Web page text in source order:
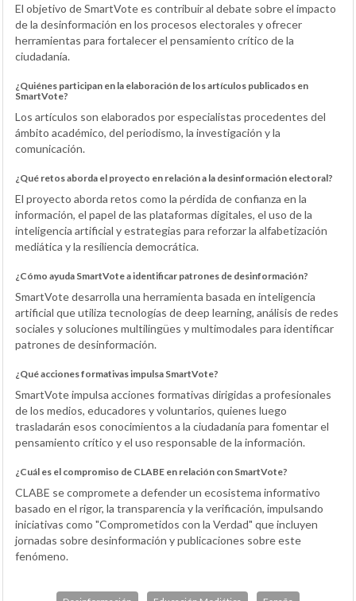
El objetivo de SmartVote es contribuir al debate sobre el impacto
de la desinformación en los procesos electorales y ofrecer
herramientas para fortalecer el pensamiento crítico de la
ciudadanía.
¿Quiénes participan en la elaboración de los artículos publicados en
SmartVote?
Los artículos son elaborados por especialistas procedentes del
ámbito académico, del periodismo, la investigación y la
comunicación.
¿Qué retos aborda el proyecto en relación a la desinformación electoral?
El proyecto aborda retos como la pérdida de confianza en la
información, el papel de las plataformas digitales, el uso de la
inteligencia artificial y estrategias para reforzar la alfabetización
mediática y la resiliencia democrática.
¿Cómo ayuda SmartVote a identificar patrones de desinformación?
SmartVote desarrolla una herramienta basada en inteligencia
artificial que utiliza tecnologías de deep learning, análisis de redes
sociales y soluciones multilingües y multimodales para identificar
patrones de desinformación.
¿Qué acciones formativas impulsa SmartVote?
SmartVote impulsa acciones formativas dirigidas a profesionales
de los medios, educadores y voluntarios, quienes luego
trasladarán esos conocimientos a la ciudadanía para fomentar el
pensamiento crítico y el uso responsable de la información.
¿Cuál es el compromiso de CLABE en relación con SmartVote?
CLABE se compromete a defender un ecosistema informativo
basado en el rigor, la transparencia y la verificación, impulsando
iniciativas como "Comprometidos con la Verdad" que incluyen
jornadas sobre desinformación y publicaciones sobre este
fenómeno.